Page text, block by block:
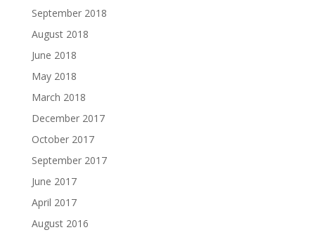
September 2018
August 2018
June 2018
May 2018
March 2018
December 2017
October 2017
September 2017
June 2017
April 2017
August 2016